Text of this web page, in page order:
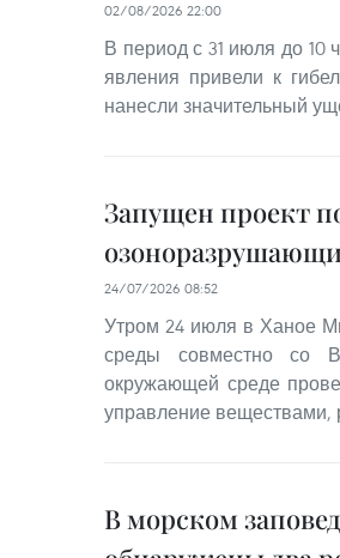
02/08/2026 22:00
В период с 31 июля до 10
явления привели к
нанесли значительный
Запущен проект
24/07/2026 08:52
Утром 24 июля в Ханое
среды совместно со
окружающей среде
управление веществами,
В морском